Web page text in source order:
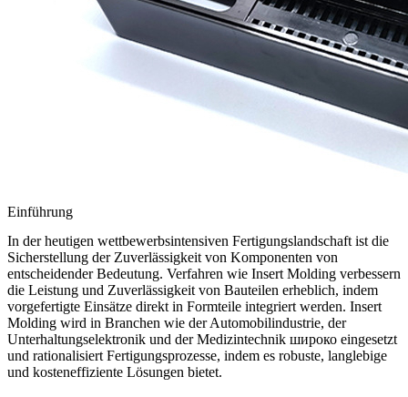
Einführung
In der heutigen wettbewerbsintensiven Fertigungslandschaft ist die
Sicherstellung der Zuverlässigkeit von Komponenten von
entscheidender Bedeutung. Verfahren wie Insert Molding verbessern
die Leistung und Zuverlässigkeit von Bauteilen erheblich, indem
vorgefertigte Einsätze direkt in Formteile integriert werden. Insert
Molding wird in Branchen wie derAutomobilindustrie, der
Unterhaltungselektronik und derMedizintechnik широко eingesetzt
und rationalisiert Fertigungsprozesse, indem es robuste, langlebige
und kosteneffiziente Lösungen bietet.